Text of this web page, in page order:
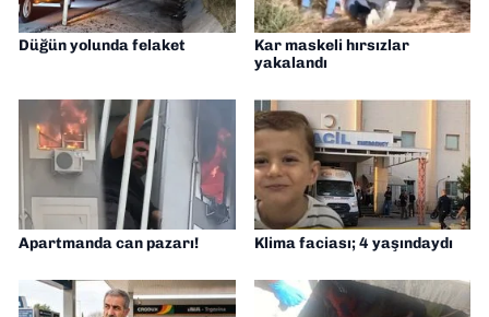
Düğün yolunda felaket
Kar maskeli hırsızlar
yakalandı
Apartmanda can pazarı! Klima faciası; 4 yaşındaydı